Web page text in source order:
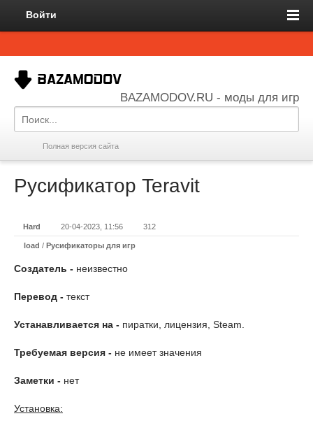
Войти
BAZAMODOV.RU - моды для игр
Полная версия сайта
Русификатор Teravit
Hard 20-04-2023, 11:56 312
load / Русификаторы для игр
Создатель - неизвестно
Перевод - текст
Устанавливается на - пиратки, лицензия, Steam.
Требуемая версия - не имеет значения
Заметки - нет
Установка: